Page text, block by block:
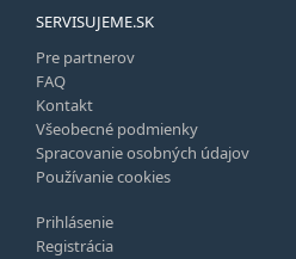
SERVISUJEME.SK
Pre partnerov
FAQ
Kontakt
Všeobecné podmienky
Spracovanie osobných údajov
Používanie cookies
Prihlásenie
Registrácia